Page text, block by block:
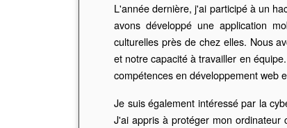
L'année dernière, j'ai participé à un
avons développé une application
culturelles près de chez elles. Nous
et notre capacité à travailler en
compétences en développement web
Je suis également intéressé par la
J'ai appris à protéger mon ordinateur